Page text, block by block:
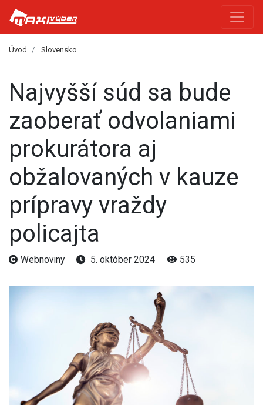
Úvod Slovensko
Najvyšší súd sa bude
zaoberať odvolaniami
prokurátora aj
obžalovaných v kauze
prípravy vraždy
policajta
Webnoviny 5. október 2024 535